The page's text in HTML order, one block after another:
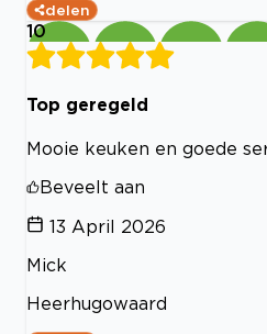
delen
10
Top geregeld
Mooie keuken en goede
Beveelt aan
13 April 2026
Mick
Heerhugowaard